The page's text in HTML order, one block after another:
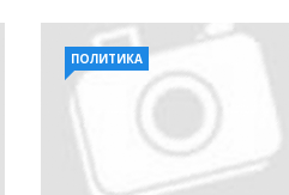
ПОЛИТИКА